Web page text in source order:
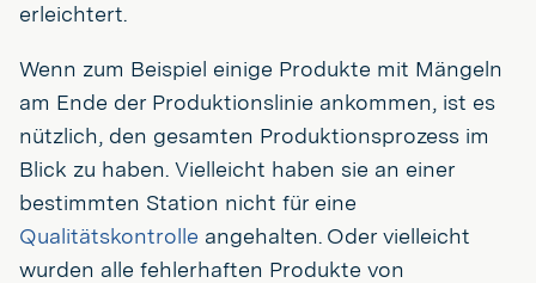
erleichtert.
Wenn zum Beispiel einige Produkte mit Mängeln
am Ende der Produktionslinie ankommen, ist es
nützlich, den gesamten Produktionsprozess im
Blick zu haben. Vielleicht haben sie an einer
bestimmten Station nicht für eine
Qualitätskontrolle angehalten. Oder vielleicht
wurden alle fehlerhaften Produkte von